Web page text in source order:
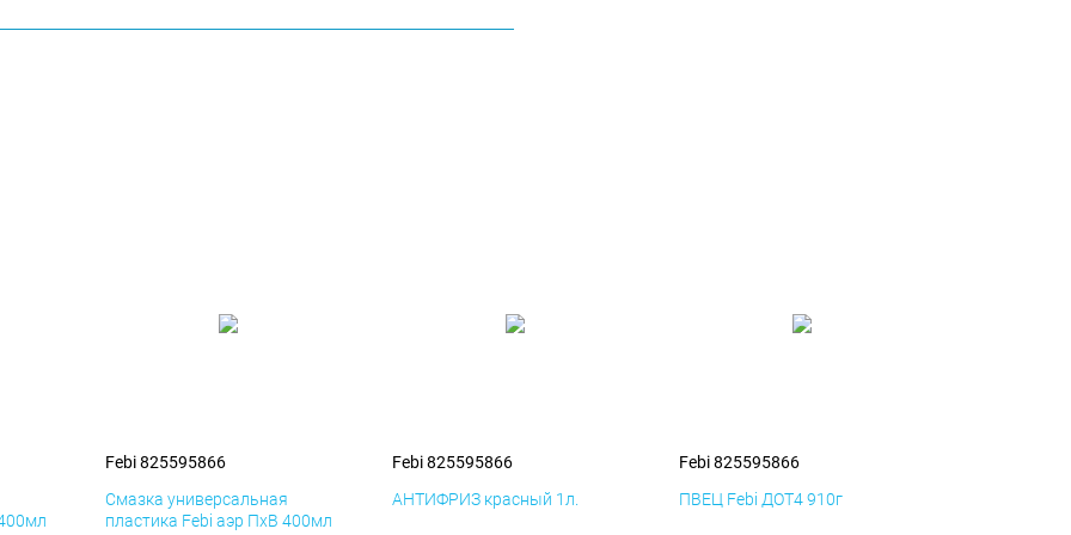
Febi 825595866
Смазка универсальная
пластика Febi аэр ПхВ 400мл
Febi 825595866
АНТИФРИЗ красный 1л.
Febi 825595866
ПВЕЦ Febi ДОТ4 910г